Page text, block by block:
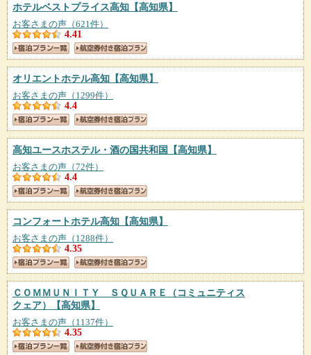
ホテルベストプライス高知 【高知県】
お客さまの声（621件）
4.41
オリエントホテル高知 【高知県】
お客さまの声（1299件）
4.4
高知ユースホステル・酒の国共和国 【高知県】
お客さまの声（72件）
4.4
コンフォートホテル高知 【高知県】
お客さまの声（1288件）
4.35
ＣＯＭＭＵＮＩＴＹ ＳＱＵＡＲＥ（コミュニティス
クェア）
【高知県】
お客さまの声（1137件）
4.35